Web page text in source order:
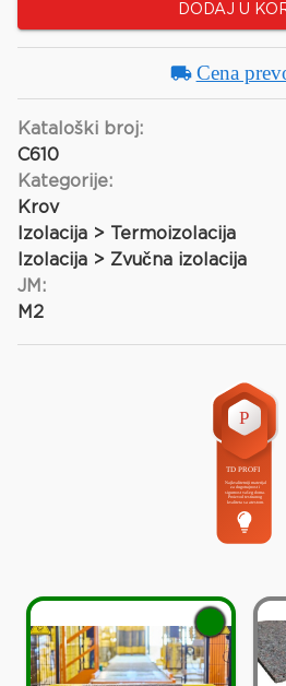
DODAJ U
Cena
Kataloški broj:
C610
Kategorije:
Krov
Izolacija > Termoizolacija
Izolacija > Zvučna izolacija
JM:
M2